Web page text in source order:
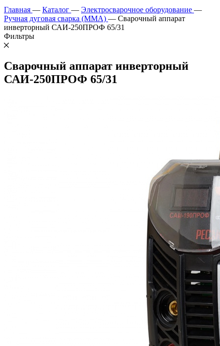
Главная — Каталог — Электросварочное оборудование —
Ручная дуговая сварка (MMA) — Сварочный аппарат
инверторный САИ-250ПРОФ 65/31
Фильтры
Сварочный аппарат инверторный
САИ-250ПРОФ 65/31